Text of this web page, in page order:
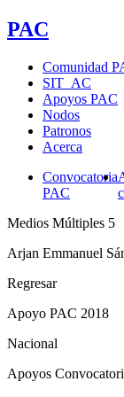
PAC
Comunidad
SIT_AC
Apoyos PAC
Nodos
Patronos
Acerca
Convocatoria
PAC
Medios Múltiples 5
Arjan Emmanuel
Regresar
Apoyo PAC 2018
Nacional
Apoyos